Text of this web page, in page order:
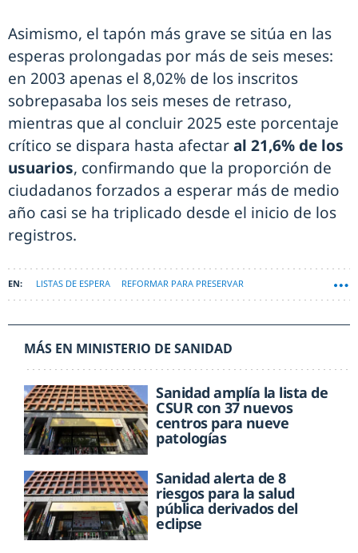
Asimismo, el tapón más grave se sitúa en las
esperas prolongadas por más de seis meses:
en 2003 apenas el 8,02% de los inscritos
sobrepasaba los seis meses de retraso,
mientras que al concluir 2025 este porcentaje
crítico se dispara hasta afectaral 21,6% de los
usuarios, confirmando que la proporción de
ciudadanos forzados a esperar más de medio
año casi se ha triplicado desde el inicio de los
registros.
LISTAS DE ESPERA REFORMAR PARA PRESERVAR
MÁS EN MINISTERIO DE SANIDAD
Sanidad amplía la lista de
CSUR con 37 nuevos
centros para nueve
patologías
Sanidad alerta de 8
riesgos para la salud
pública derivados del
eclipse